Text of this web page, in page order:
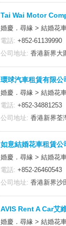
Tai Wai Motor
婚慶．尋緣 > 結婚花
電話: +852-61139990
公司地址: 香港新界大
環球汽車租賃有限公
婚慶．尋緣 > 結婚花
電話: +852-34881253
公司地址: 香港新界荃
如意結婚花車租賃公
婚慶．尋緣 > 結婚花
電話: +852-26460543
公司地址: 香港新界沙
AVIS Rent A Car艾
婚慶．尋緣 > 結婚花